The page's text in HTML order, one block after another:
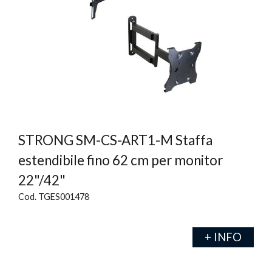
STRONG SM-CS-ART1-M Staffa
estendibile fino 62 cm per monitor
22"/42"
Cod. TGES001478
+ INFO